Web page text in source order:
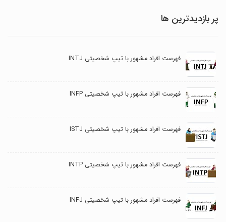
پر بازدیدترین ها
فهرست افراد مشهور با تیپ شخصیتی INTJ
فهرست افراد مشهور با تیپ شخصیتی INFP
فهرست افراد مشهور با تیپ شخصیتی ISTJ
فهرست افراد مشهور با تیپ شخصیتی INTP
فهرست افراد مشهور با تیپ شخصیتی INFJ